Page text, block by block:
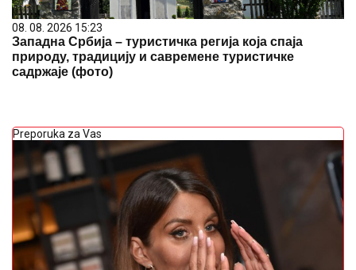
08. 08. 2026 15:23
Западна Србија – туристичка регија која спаја
природу, традицију и савремене туристичке
садржаје (фото)
Preporuka za Vas